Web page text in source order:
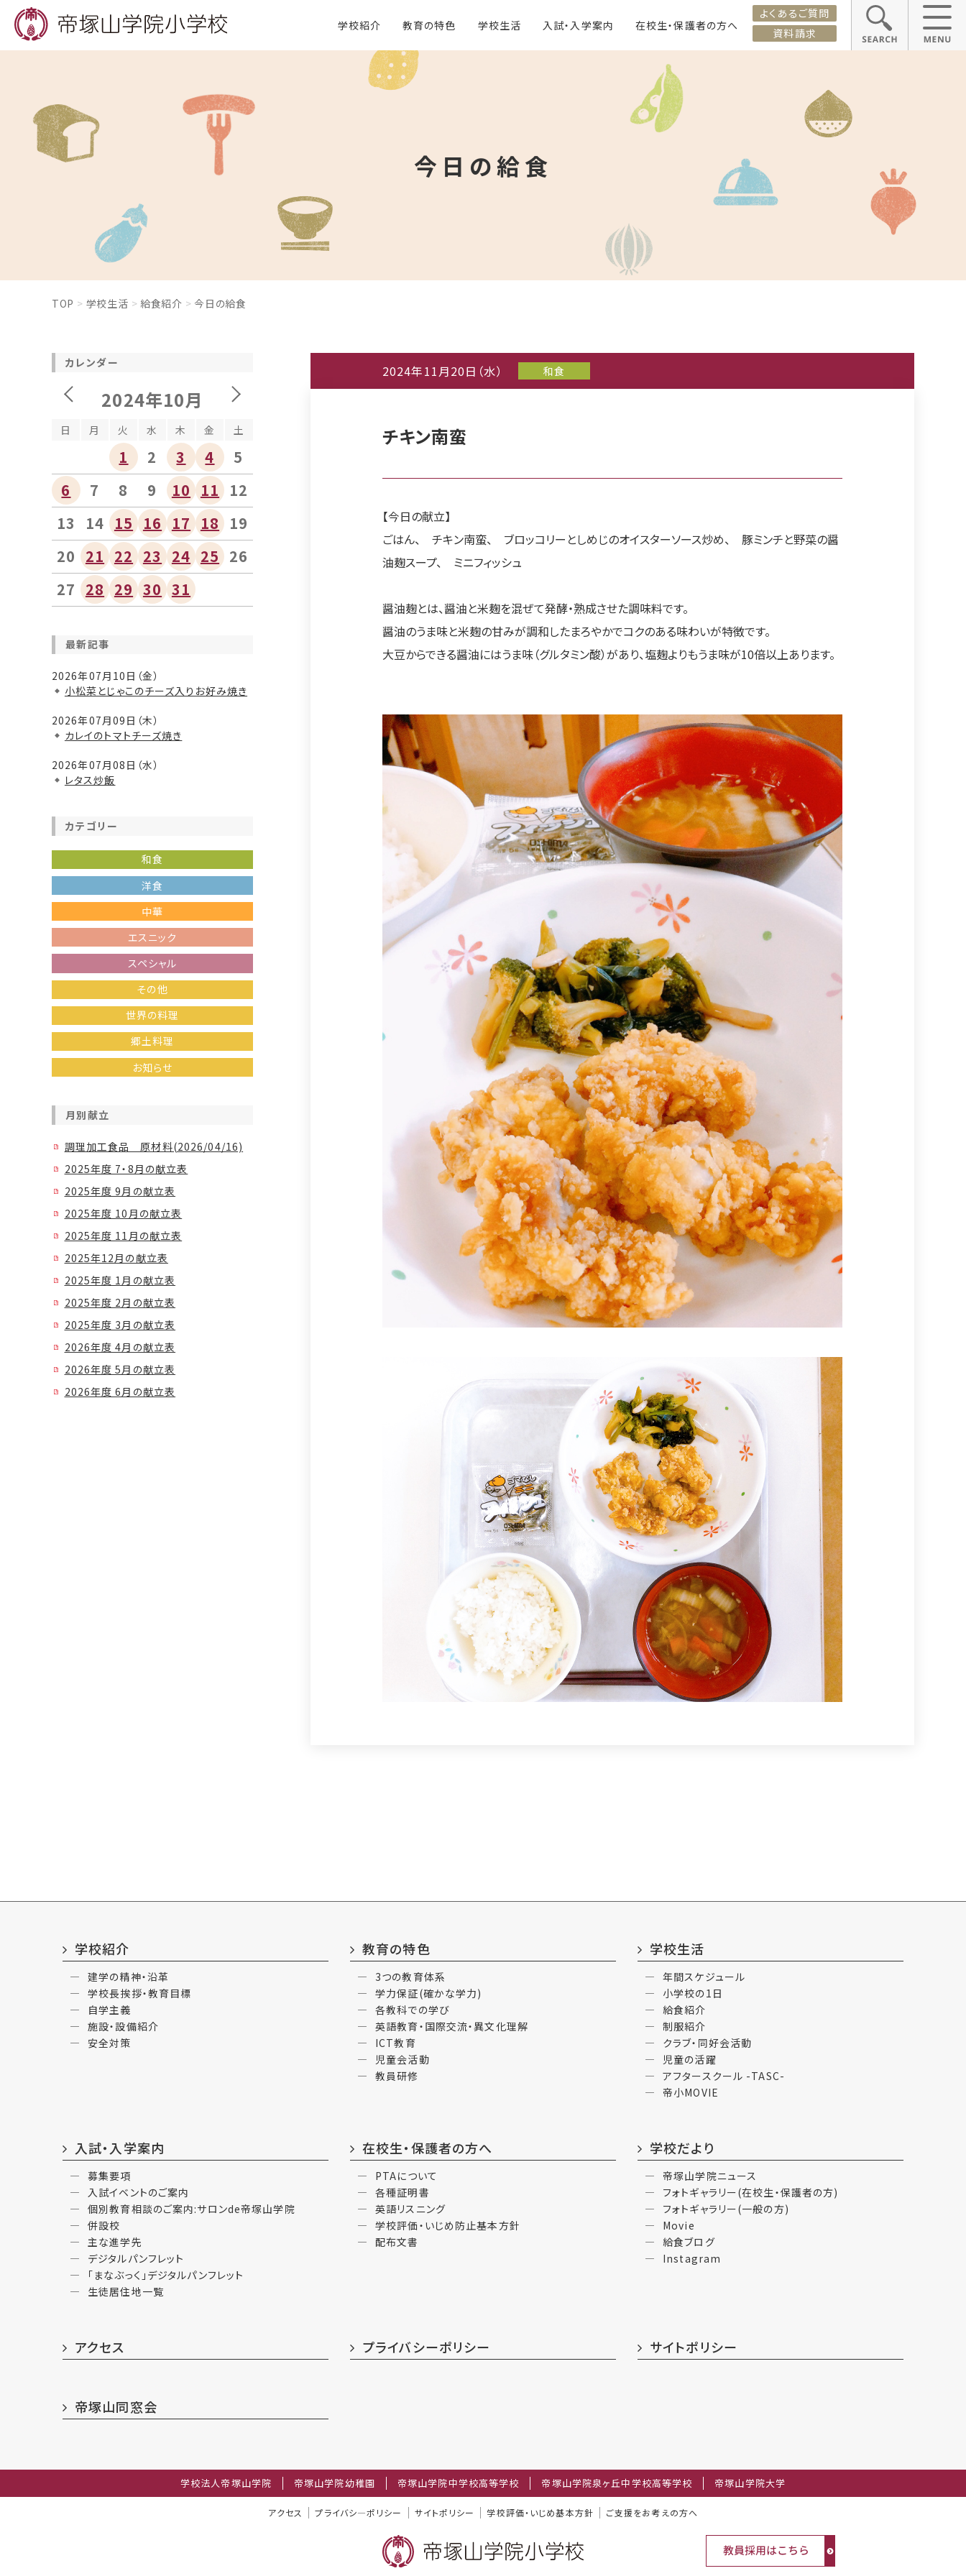
学校紹介 教育の特色 学校生活 入試・入学案内 在校生・保護者の方へ
よくあるご質問
資料請求
今日の給食
TOP 学校生活 給食紹介 今日の給食
2024年11月20日（水） 和食
チキン南蛮
【今日の献立】
ごはん、 チキン南蛮、 ブロッコリーとしめじのオイスターソース炒め、 豚ミンチと野菜の醤
油麹スープ、 ミニフィッシュ
醤油麹とは、醤油と米麹を混ぜて発酵・熟成させた調味料です。
醤油のうま味と米麹の甘みが調和したまろやかでコクのある味わいが特徴です。
大豆からできる醤油にはうま味（グルタミン酸）があり、塩麹よりもうま味が10倍以上あります。
カレンダー
2024年10月
日 月 火 水 木 金 土
1 2 3 4
5
6
7 8 9 10 11
12
13
14 15 16 17 18
19
20 21 22 23 24 25 26
27 28 29 30 31
最新記事
2026年07月10日（金）
小松菜とじゃこのチーズ入りお好み焼き
2026年07月09日（木）
カレイのトマトチーズ焼き
2026年07月08日（水）
レタス炒飯
カテゴリー
和食
洋食
中華
エスニック
スペシャル
その他
世界の料理
郷土料理
お知らせ
月別献立
調理加工食品 原材料(2026/04/16)
2025年度 7・8月の献立表
2025年度 9月の献立表
2025年度 10月の献立表
2025年度 11月の献立表
2025年12月の献立表
2025年度 1月の献立表
2025年度 2月の献立表
2025年度 3月の献立表
2026年度 4月の献立表
2026年度 5月の献立表
2026年度 6月の献立表
学校紹介
建学の精神・沿革
学校長挨拶・教育目標
自学主義
施設・設備紹介
安全対策
教育の特色
3つの教育体系
学力保証(確かな学力)
各教科での学び
英語教育・国際交流・異文化理解
ICT教育
児童会活動
教員研修
学校生活
年間スケジュール
小学校の1日
給食紹介
制服紹介
クラブ・同好会活動
児童の活躍
アフタースクール -TASC-
帝小MOVIE
入試・入学案内
募集要項
入試イベントのご案内
個別教育相談のご案内:サロンde帝塚山学院
併設校
主な進学先
デジタルパンフレット
「まなぶっく」デジタルパンフレット
生徒居住地一覧
在校生・保護者の方へ
PTAについて
各種証明書
英語リスニング
学校評価・いじめ防止基本方針
配布文書
学校だより
帝塚山学院ニュース
フォトギャラリー(在校生・保護者の方)
フォトギャラリー(一般の方)
Movie
給食ブログ
Instagram
アクセス プライバシーポリシー サイトポリシー
帝塚山同窓会
学校法人帝塚山学院 帝塚山学院幼稚園 帝塚山学院中学校高等学校 帝塚山学院泉ヶ丘中学校高等学校 帝塚山学院大学
アクセス プライバシ―ポリシー サイトポリシー 学校評価・いじめ基本方針 ご支援をお考えの方へ